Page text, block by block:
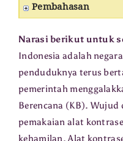
Pembahasan
Narasi berikut untuk
Indonesia adalah
penduduknya terus
pemerintah
Berencana (KB). Wujud
pemakaian alat
kehamilan. Alat